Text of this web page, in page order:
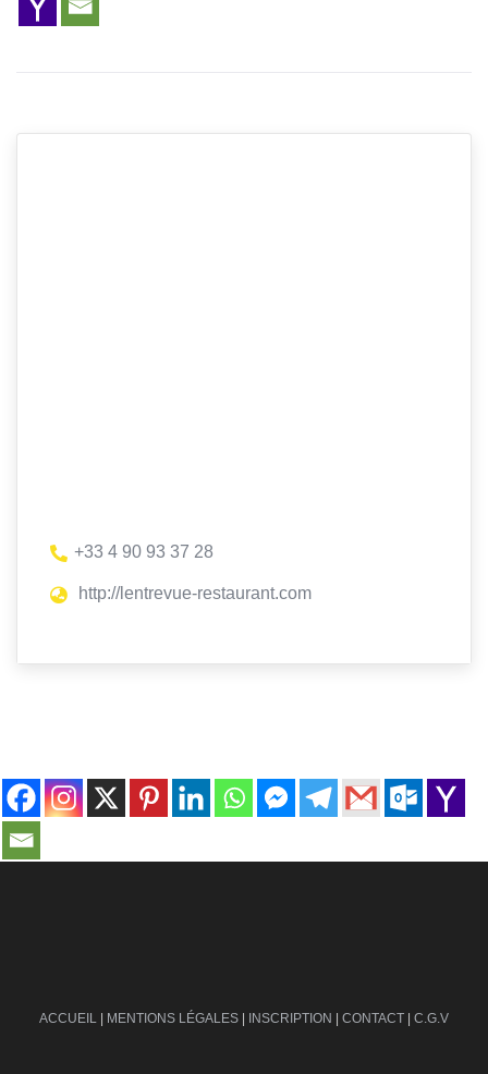
+33 4 90 93 37 28
http://lentrevue-restaurant.com
ACCUEIL | MENTIONS LÉGALES | INSCRIPTION | CONTACT | C.G.V